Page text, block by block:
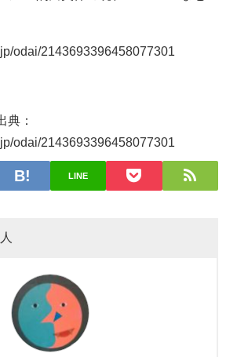
odai/2143693396458077301
：
odai/2143693396458077301
LINE